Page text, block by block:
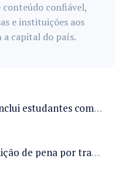
conteúdo confiável,
e instituições aos
a capital do país.
Projeto na Câmara inclui estudantes com deficiência no regime escolar especial da LDB e estabelece critérios para frequência
PL 82/26 proíbe remição de pena por trabalho em funções militares para condenados por crimes contra o Estado Democrático de Direito